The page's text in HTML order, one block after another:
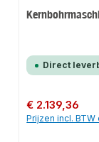
Direct
Normale prijs:
€ 2.139,36
Prijzen incl.